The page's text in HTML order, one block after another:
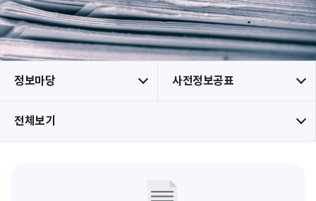
정보마당 사전정보공표
전체보기